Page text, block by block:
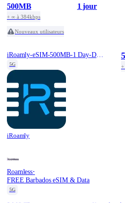
500MB
+ ∞ à 384kbps
1 jour
Nouveaux utilisateurs
iRoamly-eSIM-500MB-1 Day-Daily-Free
5G
iRoamly
+
Roamless·
FREE Barbados eSIM & Data
5G